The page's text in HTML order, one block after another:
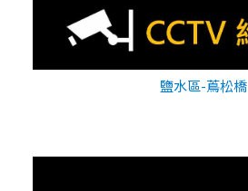
鹽水區-蔦松橋